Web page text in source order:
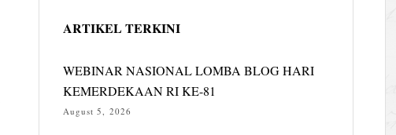
ARTIKEL TERKINI
WEBINAR NASIONAL LOMBA BLOG HARI
KEMERDEKAAN RI KE-81
August 5, 2026